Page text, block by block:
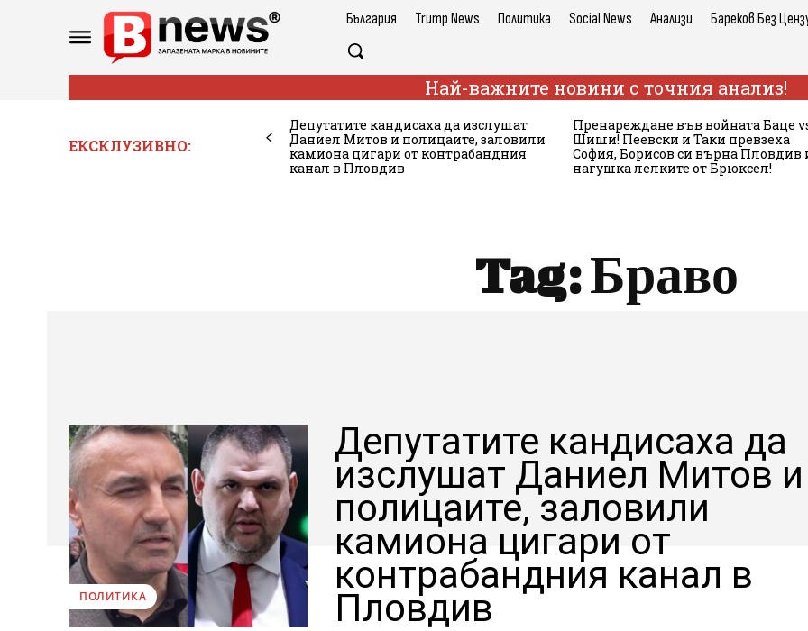
България Trump News Политика Social News Анализи Бареков Без
Най-важните новини с точния анализ!
ЕКСКЛУЗИВНО:
Депутатите кандисаха да изслушат
Даниел Митов и полицаите, заловили
камиона цигари от контрабандния
канал в Пловдив
Пренареждане във войната Баце
Шиши! Пеевски и Таки превзеха
София, Борисов си върна Пловдив
нагушка лелките от Брюксел!
Tag:Браво
ПОЛИТИКА
Депутатите кандисаха да
изслушат Даниел Митов и
полицаите, заловили
камиона цигари от
контрабандния канал в
Пловдив